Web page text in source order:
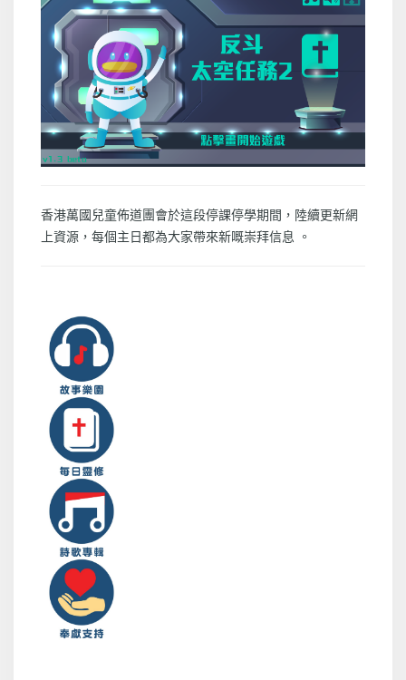
香港萬國兒童佈道團會於這段停課停學期間，陸續更新網
上資源，每個主日都為大家帶來新嘅崇拜信息 。